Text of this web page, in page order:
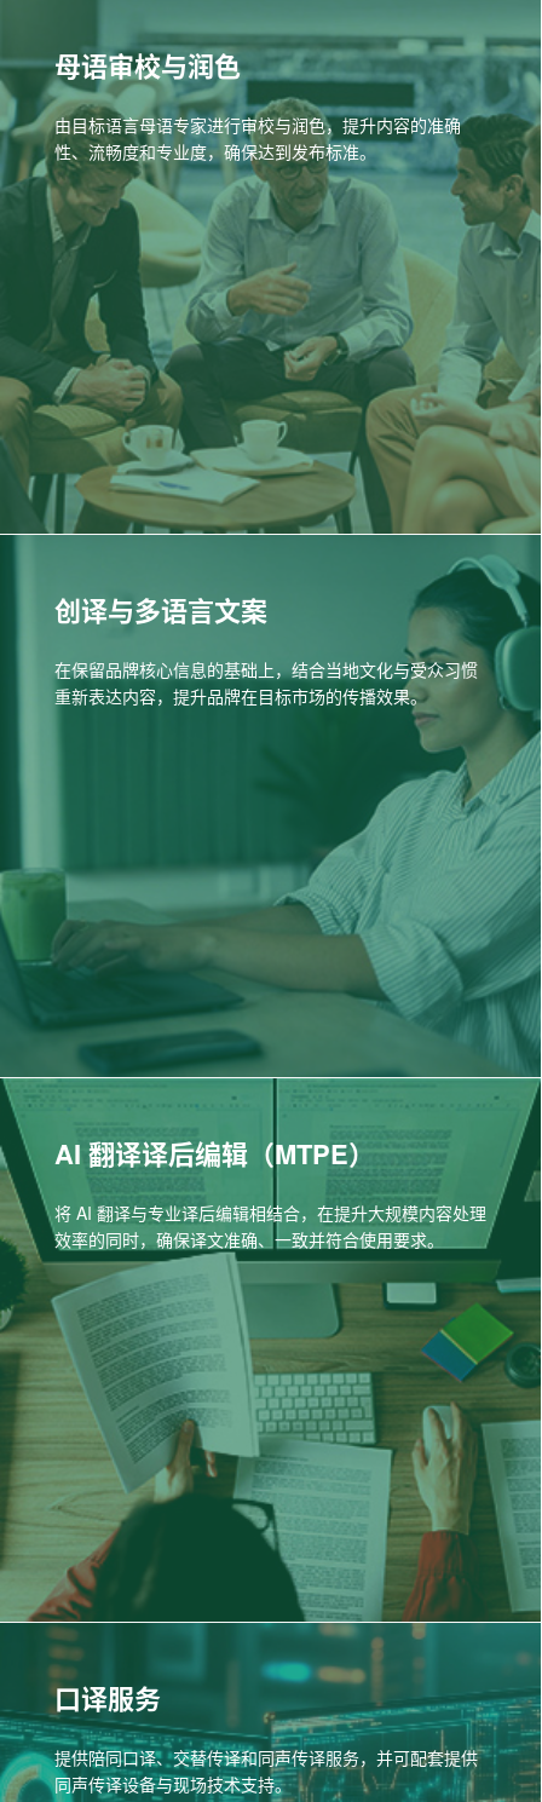
母语审校与润色
由目标语言母语专家进行审校与润色，提升内容的准确
性、流畅度和专业度，确保达到发布标准。
创译与多语言文案
在保留品牌核心信息的基础上，结合当地文化与受众习惯
重新表达内容，提升品牌在目标市场的传播效果。
AI 翻译译后编辑（MTPE）
将 AI 翻译与专业译后编辑相结合，在提升大规模内容处理
效率的同时，确保译文准确、一致并符合使用要求。
口译服务
提供陪同口译、交替传译和同声传译服务，并可配套提供
同声传译设备与现场技术支持。